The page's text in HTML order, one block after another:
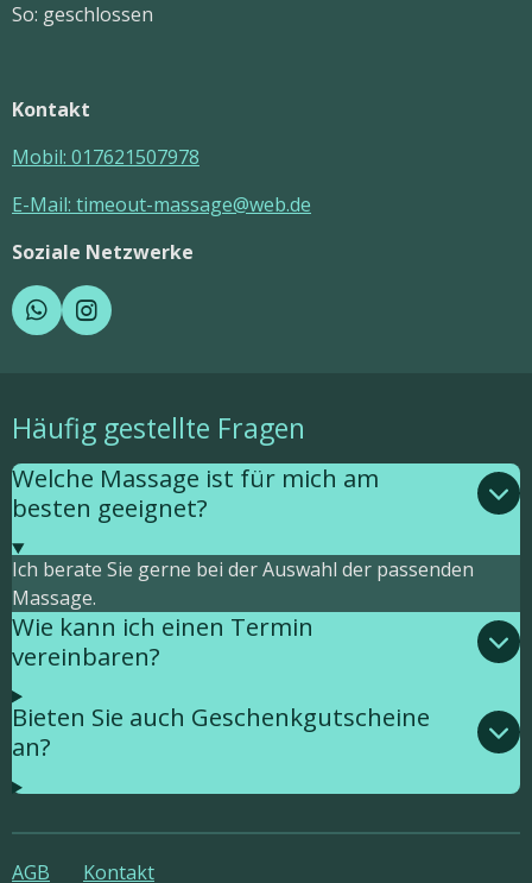
So: geschlossen
Kontakt
Mobil: 017621507978
E-Mail: timeout-massage@web.de
Soziale Netzwerke
W
h
A
p
I
n
g
a
m
Häufig gestellte Fragen
Welche Massage ist für mich am
besten geeignet?
Ich berate Sie gerne bei der Auswahl der passenden
Massage.
Wie kann ich einen Termin
vereinbaren?
Bieten Sie auch Geschenkgutscheine
an?
AGB Kontakt